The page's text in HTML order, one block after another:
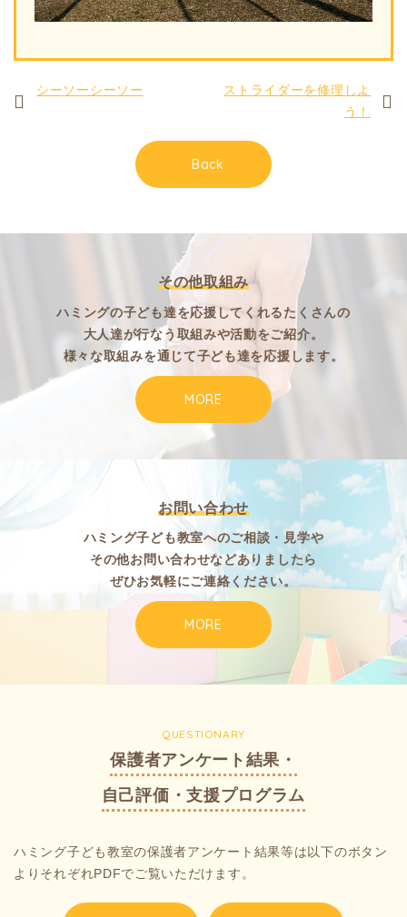
私たちの想い
その他取組み
ブログ/お知らせ
073-478-2378
シーソーシーソー
ストライダーを修理しよ
う！
Back
その他取組み
ハミングの子ども達を応援してくれるたくさんの
大人達が行なう取組みや活動をご紹介。
様々な取組みを通じて子ども達を応援します。
MORE
お問い合わせ
ハミング子ども教室へのご相談・見学や
その他お問い合わせなどありましたら
ぜひお気軽にご連絡ください。
MORE
QUESTIONARY
保護者アンケート結果・
自己評価・支援プログラム
ハミング子ども教室の保護者アンケート結果等は以下のボタン
よりそれぞれPDFでご覧いただけます。